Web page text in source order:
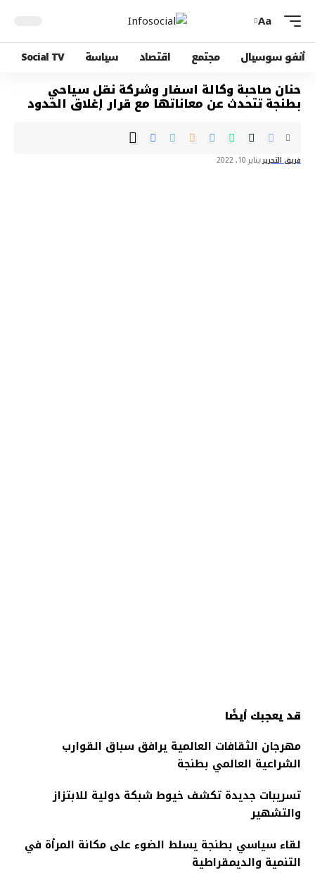
Aa
أنفو سوسيال مجتمع اقتصاد سياسة Social TV
حنان صاحبة وكالة اسفار وشركة نقل سياحي
بطنجة تتحدث عن معاناتها مع قرار إغلاق الحدود
فريق التحريريناير 10, 2022
قد يعجبك أيضًا
مهرجان الثقافات العالمية يرافق سباق القوارب
الشراعية العالمي بطنجة
تسريبات جديدة تكشف خيوط شبكة دولية للابتزاز
والتشهير
لقاء سياسي بطنجة يسلط الضوء على مكانة المرأة في
التنمية والديمقراطية